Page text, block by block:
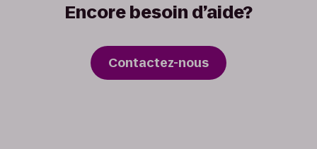
Encore besoin d’aide?
Contactez-nous